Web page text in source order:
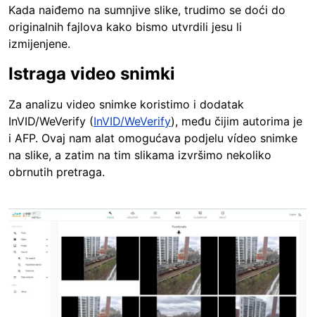
Kada naiđemo na sumnjive slike, trudimo se doći do
originalnih fajlova kako bismo utvrdili jesu li
izmijenjene.
Istraga video snimki
Za analizu video snimke koristimo i dodatak
InVID/WeVerify (InVID/WeVerify), među čijim autorima je
i AFP. Ovaj nam alat omogućava podjelu vídeo snimke
na slike, a zatim na tim slikama izvršimo nekoliko
obrnutih pretraga.
Image